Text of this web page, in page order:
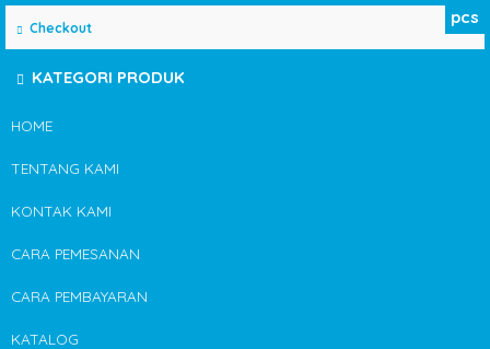
HOME
TENTANG KAMI
KONTAK KAMI
CARA PEMESANAN
CARA PEMBAYARAN
KATALOG
pcs
Checkout
KATEGORI PRODUK